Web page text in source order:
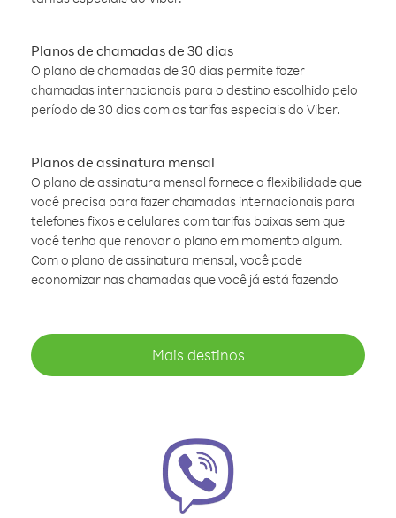
Planos de chamadas de 30 dias
O plano de chamadas de 30 dias permite fazer
chamadas internacionais para o destino escolhido pelo
período de 30 dias com as tarifas especiais do Viber.
Planos de assinatura mensal
O plano de assinatura mensal fornece a flexibilidade que
você precisa para fazer chamadas internacionais para
telefones fixos e celulares com tarifas baixas sem que
você tenha que renovar o plano em momento algum.
Com o plano de assinatura mensal, você pode
economizar nas chamadas que você já está fazendo
Mais destinos